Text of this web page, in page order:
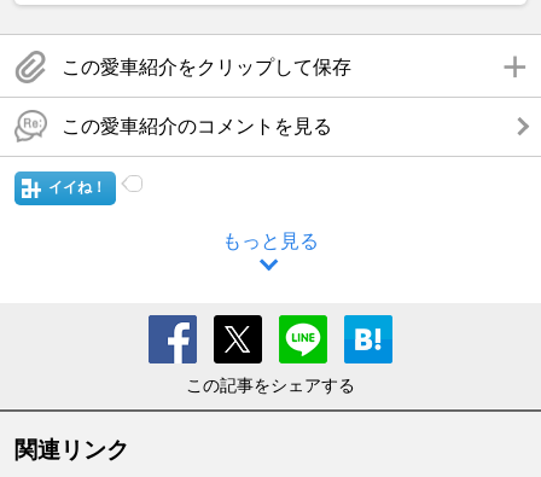
この愛車紹介をクリップして保存
この愛車紹介のコメントを見る
イイね！
もっと見る
この記事をシェアする
関連リンク